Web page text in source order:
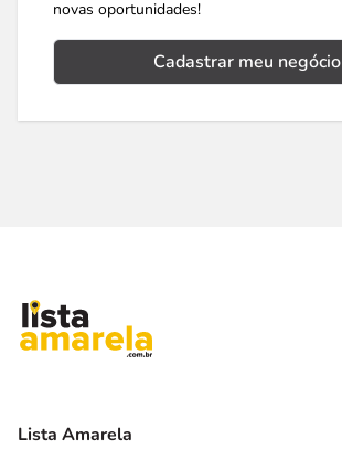
novas oportunidades!
Cadastrar meu negócio
Lista Amarela